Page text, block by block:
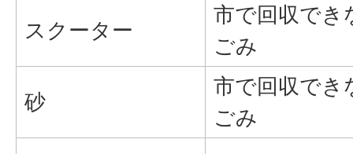
スクーター
市で回収でき
ごみ
砂
市で回収でき
ごみ